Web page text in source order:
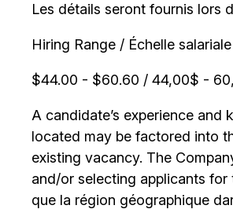
Les détails seront fournis lors
Hiring Range / Échelle salariale
$44.00 - $60.60 / 44,00$ -
A candidate’s experience
located may be factored into
existing vacancy. The
and/or selecting applicants for
que la région géographique